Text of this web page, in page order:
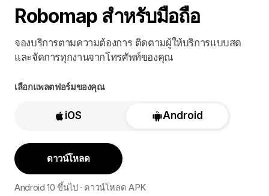
Robomap สำหรับมือถือ
จองบริการตามความต้องการ ติดตามผู้ให้บริการแบบสด
และจัดการทุกงานจากโทรศัพท์ของคุณ
เลือกแพลตฟอร์มของคุณ
iOS Android
ดาวน์โหลด
Android 10 ขึ้นไป · ดาวน์โหลด APK